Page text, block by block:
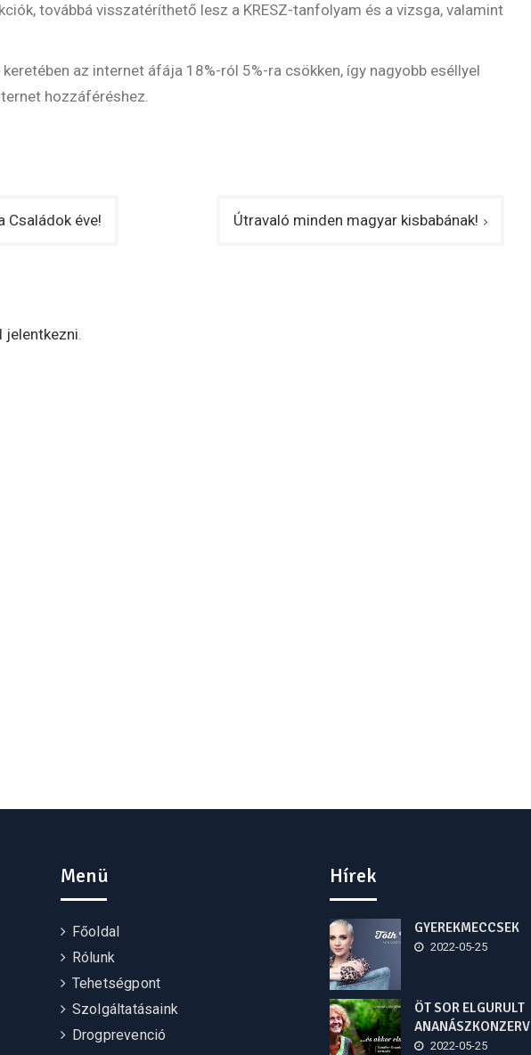
továbbá visszatéríthető lesz a KRESZ-tanfolyam és a vizsga, valamint
az internet áfája 18%-ról 5%-ra csökken, így nagyobb eséllyel
hozzáféréshez.
Családok éve! Útravaló minden magyar kisbabának!
jelentkezni.
Menü
Főoldal
Rólunk
Tehetségpont
Szolgáltatásaink
Drogprevenció
Hírek
GYEREKMECCSEK
2022-05-25
ÖT SOR ELGURULT
ANANÁSZKONZERV
2022-05-25